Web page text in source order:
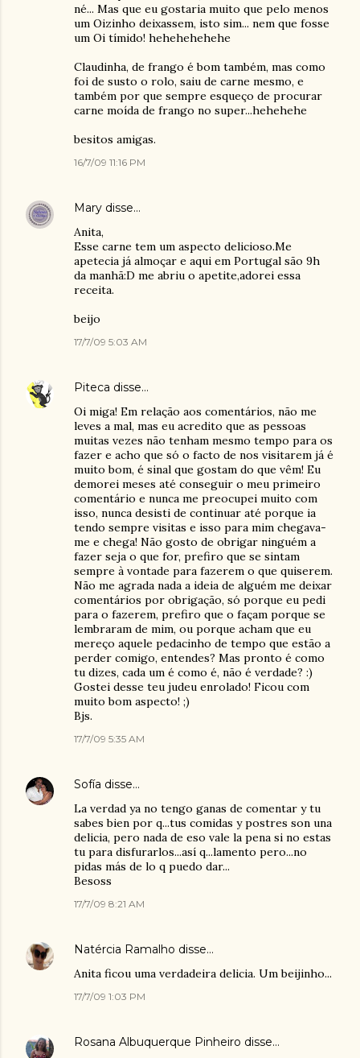
né... Mas que eu gostaria muito que pelo menos
um Oizinho deixassem, isto sim... nem que fosse
um Oi tímido! hehehehehehe
Claudinha, de frango é bom também, mas como
foi de susto o rolo, saiu de carne mesmo, e
também por que sempre esqueço de procurar
carne moída de frango no super...hehehehe
besitos amigas.
16/7/09 11:16 PM
Mary disse…
Anita,
Esse carne tem um aspecto delicioso.Me
apetecia já almoçar e aqui em Portugal são 9h
da manhã:D me abriu o apetite,adorei essa
receita.
beijo
17/7/09 5:03 AM
Piteca disse…
Oi miga! Em relação aos comentários, não me
leves a mal, mas eu acredito que as pessoas
muitas vezes não tenham mesmo tempo para os
fazer e acho que só o facto de nos visitarem já é
muito bom, é sinal que gostam do que vêm! Eu
demorei meses até conseguir o meu primeiro
comentário e nunca me preocupei muito com
isso, nunca desisti de continuar até porque ia
tendo sempre visitas e isso para mim chegava-
me e chega! Não gosto de obrigar ninguém a
fazer seja o que for, prefiro que se sintam
sempre à vontade para fazerem o que quiserem.
Não me agrada nada a ideia de alguém me deixar
comentários por obrigação, só porque eu pedi
para o fazerem, prefiro que o façam porque se
lembraram de mim, ou porque acham que eu
mereço aquele pedacinho de tempo que estão a
perder comigo, entendes? Mas pronto é como
tu dizes, cada um é como é, não é verdade? :)
Gostei desse teu judeu enrolado! Ficou com
muito bom aspecto! ;)
Bjs.
17/7/09 5:35 AM
Sofía disse…
La verdad ya no tengo ganas de comentar y tu
sabes bien por q...tus comidas y postres son una
delicia, pero nada de eso vale la pena si no estas
tu para disfurarlos...así q...lamento pero...no
pidas más de lo q puedo dar...
Besoss
17/7/09 8:21 AM
Natércia Ramalho disse…
Anita ficou uma verdadeira delicia. Um beijinho...
17/7/09 1:03 PM
Rosana Albuquerque Pinheiro disse…